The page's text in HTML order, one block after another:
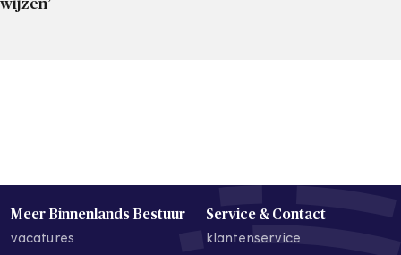
wijzen’
Meer Binnenlands Bestuur
vacatures
Service & Contact
klantenservice